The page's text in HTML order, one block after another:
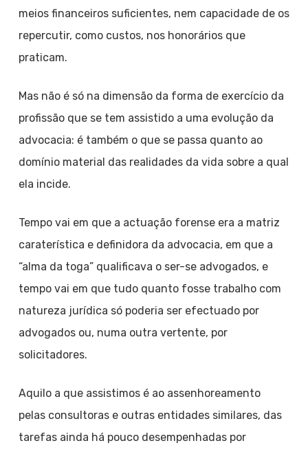
meios financeiros suficientes, nem capacidade de os
repercutir, como custos, nos honorários que
praticam.
Mas não é só na dimensão da forma de exercício da
profissão que se tem assistido a uma evolução da
advocacia: é também o que se passa quanto ao
domínio material das realidades da vida sobre a qual
ela incide.
Tempo vai em que a actuação forense era a matriz
caraterística e definidora da advocacia, em que a
“alma da toga” qualificava o ser-se advogados, e
tempo vai em que tudo quanto fosse trabalho com
natureza jurídica só poderia ser efectuado por
advogados ou, numa outra vertente, por
solicitadores.
Aquilo a que assistimos é ao assenhoreamento
pelas consultoras e outras entidades similares, das
tarefas ainda há pouco desempenhadas por